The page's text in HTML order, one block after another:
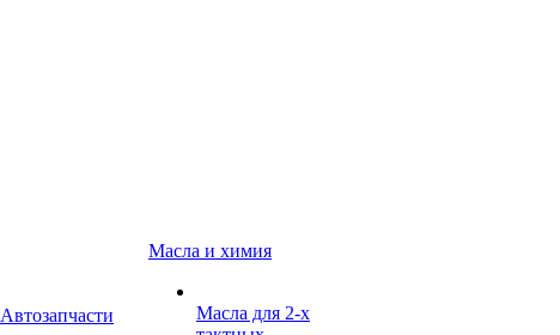
Автозапчасти
Масла и химия
Масла для 2-х